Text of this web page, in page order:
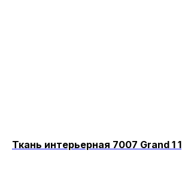
Ткань интерьерная 7007 Grand 1 1